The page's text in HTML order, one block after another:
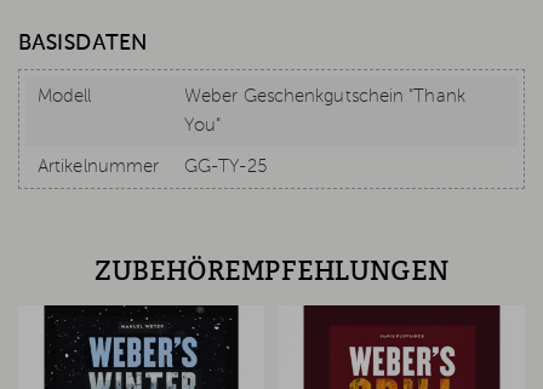
BASISDATEN
Modell
Weber Geschenkgutschein "Thank
You"
Artikelnummer GG-TY-25
ZUBEHÖREMPFEHLUNGEN